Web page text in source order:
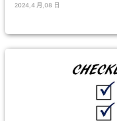
2024,4 月,08 日